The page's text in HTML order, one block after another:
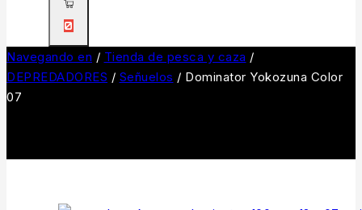
0
Navegando en / Tienda de pesca y caza /
DEPREDADORES / Señuelos / Dominator Yokozuna Color
07